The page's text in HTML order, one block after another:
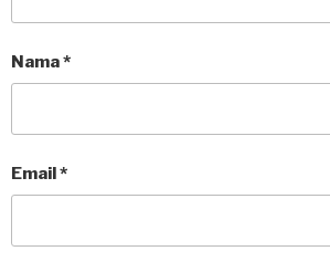
Nama*
Email*